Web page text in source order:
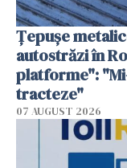
Țepușe
autostrăzi în
platforme":
tracteze"
07 AUGUST 2026